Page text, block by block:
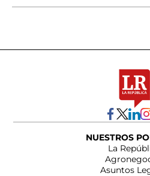
NUESTROS
La
Asuntos